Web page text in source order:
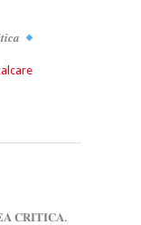
𝐂𝐑𝐈𝐓𝐈𝐂𝐀.